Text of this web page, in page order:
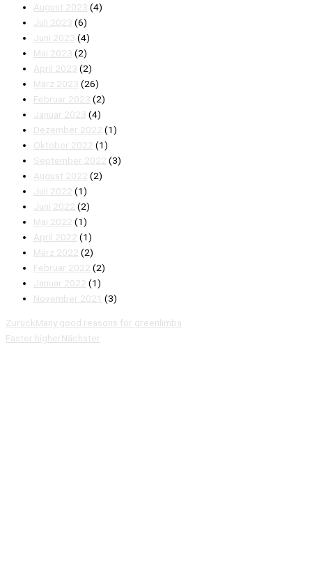
August 2023 (4)
Juli 2023 (6)
Juni 2023 (4)
Mai 2023 (2)
April 2023 (2)
März 2023 (26)
Februar 2023 (2)
Januar 2023 (4)
Dezember 2022 (1)
Oktober 2022 (1)
September 2022 (3)
August 2022 (2)
Juli 2022 (1)
Juni 2022 (2)
Mai 2022 (1)
April 2022 (1)
März 2022 (2)
Februar 2022 (2)
Januar 2022 (1)
November 2021 (3)
ZurückMany good reasons for greenlimba
Faster higherNächster